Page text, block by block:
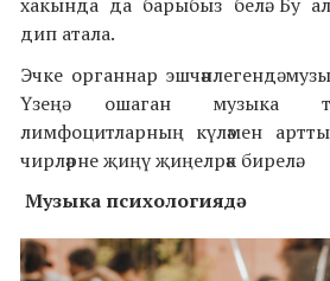
дип атала.
Эчке органнар эшчәнлегендә
Үзеңә ошаган музыка
лимфоцитларның күләмен
чирләрне җиңү җиңелрәк бирелә.
Музыка психологиядә